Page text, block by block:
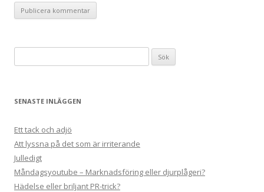
efter:
SENASTE INLÄGGEN
Ett tack och adjö
Att lyssna på det som är irriterande
Julledigt
Måndagsyoutube – Marknadsföring eller djurplågeri?
Hädelse eller briljant PR-trick?